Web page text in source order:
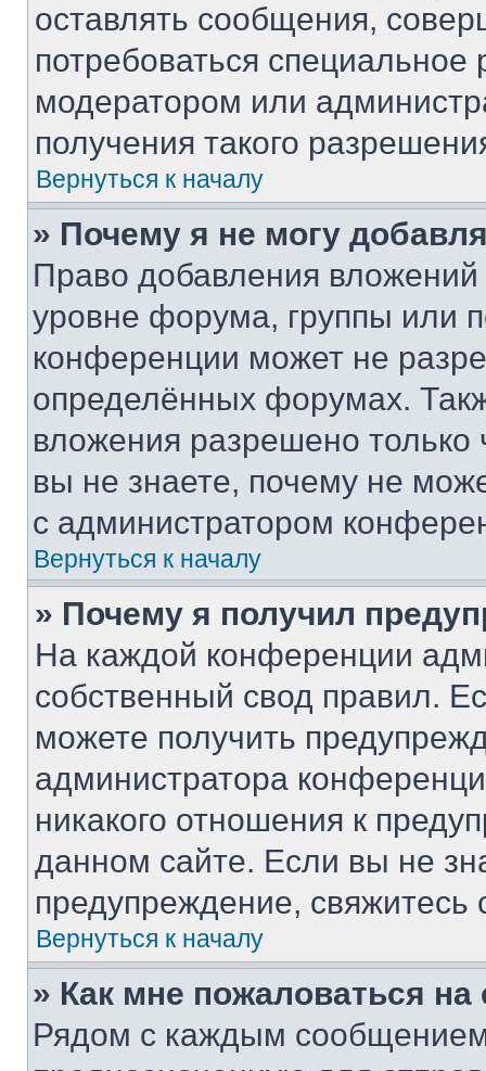
оставлять сообщения,
потребоваться
модератором или
получения такого
Вернуться к началу
» Почему я не могу
Право добавления
уровне форума, группы или
конференции может не
определённых форумах.
вложения разрешено
вы не знаете, почему не
с администратором
Вернуться к началу
» Почему я получил
На каждой конференции
собственный свод правил.
можете получить
администратора
никакого отношения к
данном сайте. Если вы не
предупреждение,
Вернуться к началу
» Как мне пожаловаться
Рядом с каждым сообщением